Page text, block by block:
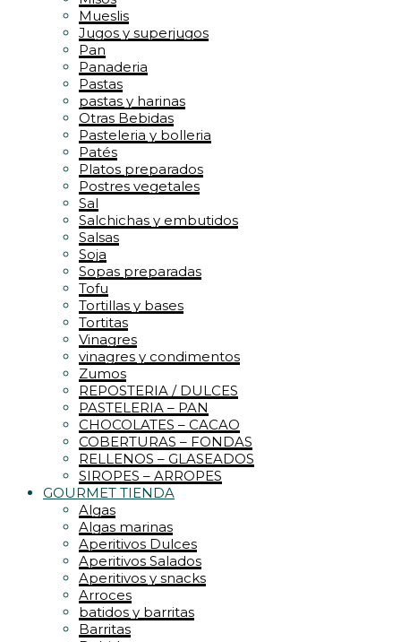
Mueslis
Jugos y superjugos
Pan
Panaderia
Pastas
pastas y harinas
Otras Bebidas
Pasteleria y bolleria
Patés
Platos preparados
Postres vegetales
Sal
Salchichas y embutidos
Salsas
Soja
Sopas preparadas
Tofu
Tortillas y bases
Tortitas
Vinagres
vinagres y condimentos
Zumos
REPOSTERIA / DULCES
PASTELERIA – PAN
CHOCOLATES – CACAO
COBERTURAS – FONDAS
RELLENOS – GLASEADOS
SIROPES – ARROPES
GOURMET TIENDA
Algas
Algas marinas
Aperitivos Dulces
Aperitivos Salados
Aperitivos y snacks
Arroces
batidos y barritas
Barritas